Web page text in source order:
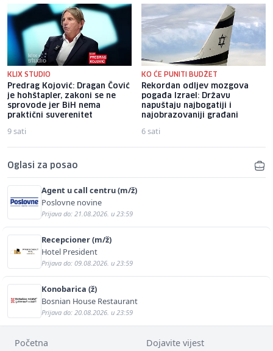
KLIX STUDIO
Predrag Kojović: Dragan Čović
je hohštapler, zakoni se ne
sprovode jer BiH nema
praktični suverenitet
9 sati
KO ĆE PUNITI BUDŽET
Rekordan odljev mozgova
pogađa Izrael: Državu
napuštaju najbogatiji i
najobrazovaniji građani
6 sati
Oglasi za posao
Agent u call centru (m/ž)
Poslovne novine
Prijava do: 21.08.2026. u 23:59
Recepcioner (m/ž)
Hotel President
Prijava do: 09.08.2026. u 23:59
Konobarica (ž)
Bosnian House Restaurant
Prijava do: 20.08.2026. u 23:59
Početna Dojavite vijest